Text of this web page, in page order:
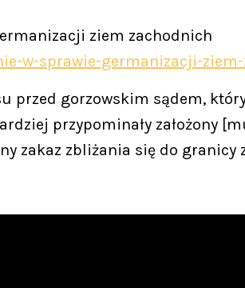
ziem zachodnich
w-sprawie-germanizacji-
przed gorzowskim sądem,
przypominały założony
zakaz zbliżania się do granicy